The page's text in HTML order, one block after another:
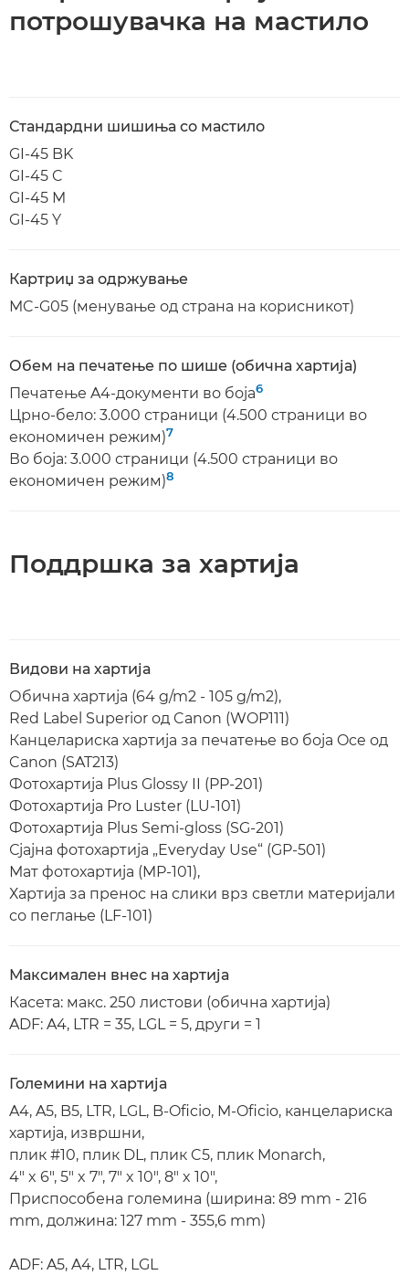
потрошувачка на мастило
Стандардни шишиња со мастило
GI-45 BK
GI-45 C
GI-45 M
GI-45 Y
Картриџ за одржување
MC-G05 (менување од страна на корисникот)
Обем на печатење по шише (обична хартија)
Печатење A4-документи во боја6
Црно-бело: 3.000 страници (4.500 страници во
економичен режим)7
Во боја: 3.000 страници (4.500 страници во
економичен режим)8
Поддршка за хартија
Видови на хартија
Обична хартија (64 g/m2 - 105 g/m2),
Red Label Superior од Canon (WOP111)
Канцелариска хартија за печатење во боја Oce од
Canon (SAT213)
Фотохартија Plus Glossy II (PP-201)
Фотохартија Pro Luster (LU-101)
Фотохартија Plus Semi-gloss (SG-201)
Сјајна фотохартија „Everyday Use“ (GP-501)
Мат фотохартија (MP-101),
Хартија за пренос на слики врз светли материјали
со пеглање (LF-101)
Максимален внес на хартија
Касета: макс. 250 листови (обична хартија)
ADF: A4, LTR = 35, LGL = 5, други = 1
Големини на хартија
A4, A5, B5, LTR, LGL, B-Oficio, M-Oficio, канцелариска
хартија, извршни,
плик #10, плик DL, плик C5, плик Monarch,
4" x 6", 5" x 7", 7" x 10", 8" x 10",
Приспособена големина (ширина: 89 mm - 216
mm, должина: 127 mm - 355,6 mm)
ADF: A5, A4, LTR, LGL